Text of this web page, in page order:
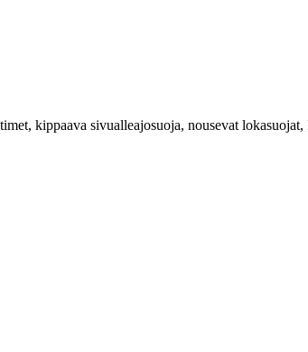
kippaava sivualleajosuoja, nousevat